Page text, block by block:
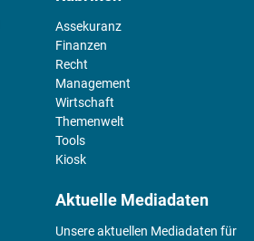
Assekuranz
Finanzen
Recht
Management
Wirtschaft
Themenwelt
Tools
Kiosk
Aktuelle Mediadaten
Unsere aktuellen Mediadaten für